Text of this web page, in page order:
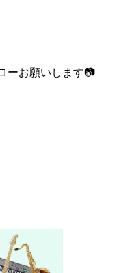
ーお願いします📷